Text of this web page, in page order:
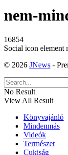
nem-
16854
Social icon element
© 2026 JNews -
No Result
View All Result
Könyvajánló
Mindenmás
Videók
Természet
Cukiság